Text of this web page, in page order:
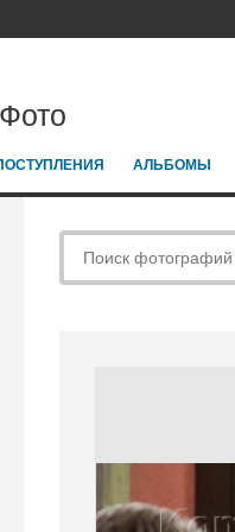
Фото
АЛЬБОМЫ